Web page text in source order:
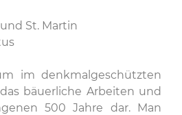
St. Martin
im denkmalgeschützten
bäuerliche Arbeiten und
500 Jahre dar. Man